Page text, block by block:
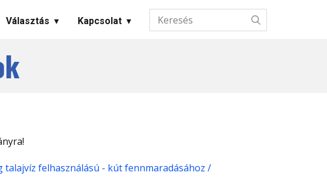
Választás Kapcsolat
felhasználású - kút fennmaradásához /